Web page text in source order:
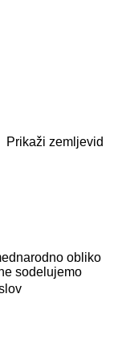
Prikaži zemljevid
obliko
sodelujemo